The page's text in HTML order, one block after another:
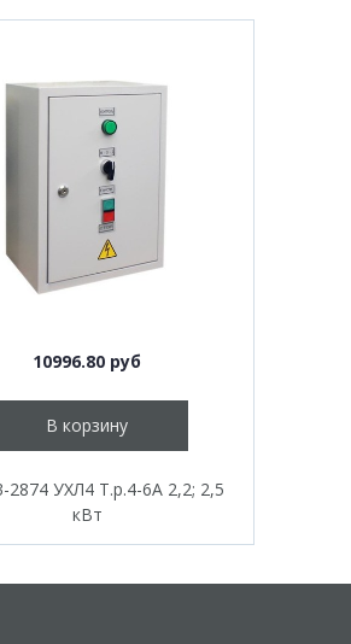
10996.80 руб
В корзину
2874 УХЛ4 Т.р.4-6А 2,2; 2,5
кВт